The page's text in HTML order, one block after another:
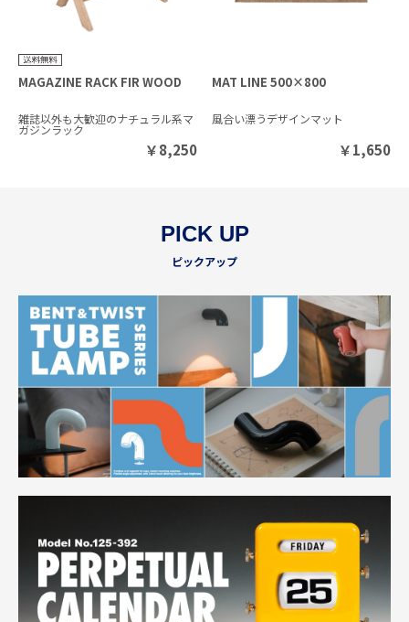
MAGAZINE RACK FIR WOOD
雑誌以外も大歓迎のナチュラル系マ
ガジンラック
￥8,250
MAT LINE 500×800
風合い漂うデザインマット
￥1,650
PICK UP
ピックアップ